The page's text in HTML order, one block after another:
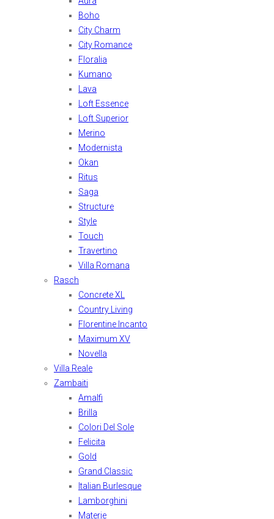
Boho
City Charm
City Romance
Floralia
Kumano
Lava
Loft Essence
Loft Superior
Merino
Modernista
Okan
Ritus
Saga
Structure
Style
Touch
Travertino
Villa Romana
Rasch
Concrete XL
Country Living
Florentine Incanto
Maximum XV
Novella
Villa Reale
Zambaiti
Amalfi
Brilla
Colori Del Sole
Felicita
Gold
Grand Classic
Italian Burlesque
Lamborghini
Materie